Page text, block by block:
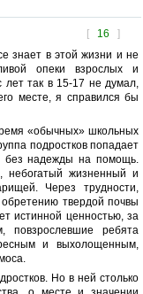
[ 16 ]
знает в этой жизни и не
опеки взрослых и
лет так в 15-17 не думал,
месте, я справился бы
«обычных» школьных
подростков попадает
без надежды на помощь.
небогатый жизненный и
Через трудности,
твердой почвы
истинной ценностью, за
ребята
и выхолощенным,
Но в ней столько